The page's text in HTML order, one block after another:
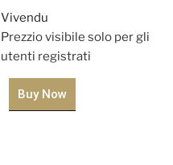
Vivendu
Prezzio visibile solo per gli
utenti registrati
Buy Now